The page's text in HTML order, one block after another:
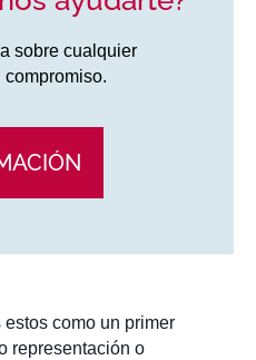
sobre cualquier
como un primer
representación o